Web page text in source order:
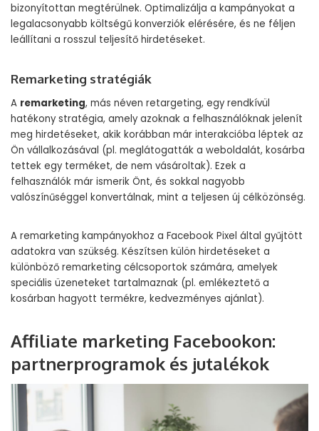
bizonyítottan megtérülnek. Optimalizálja a kampányokat a
legalacsonyabb költségű konverziók elérésére, és ne féljen
leállítani a rosszul teljesítő hirdetéseket.
Remarketing stratégiák
A remarketing, más néven retargeting, egy rendkívül
hatékony stratégia, amely azoknak a felhasználóknak jelenít
meg hirdetéseket, akik korábban már interakcióba léptek az
Ön vállalkozásával (pl. meglátogatták a weboldalát, kosárba
tettek egy terméket, de nem vásároltak). Ezek a
felhasználók már ismerik Önt, és sokkal nagyobb
valószínűséggel konvertálnak, mint a teljesen új célközönség.
A remarketing kampányokhoz a Facebook Pixel által gyűjtött
adatokra van szükség. Készítsen külön hirdetéseket a
különböző remarketing célcsoportok számára, amelyek
speciális üzeneteket tartalmaznak (pl. emlékeztető a
kosárban hagyott termékre, kedvezményes ajánlat).
Affiliate marketing Facebookon:
partnerprogramok és jutalékok